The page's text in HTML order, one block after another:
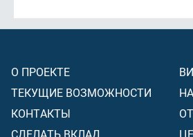
О ПРОЕКТЕ
ТЕКУЩИЕ ВОЗМОЖНОСТИ
КОНТАКТЫ
СДЕЛАТЬ ВКЛАД